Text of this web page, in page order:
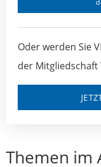
Oder werden Sie
der Mitgliedschaft
Themen im